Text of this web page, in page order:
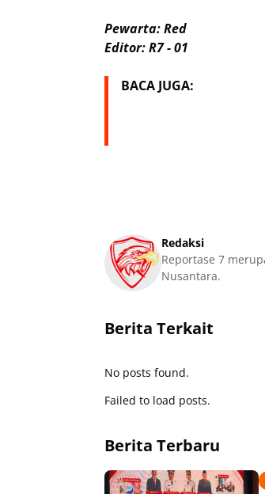
Pewarta: Red
Editor: R7 - 01
BACA JUGA:
Redaksi
Reportase 7
Nusantara.
Berita Terkait
No posts found.
Failed to load posts.
Berita Terbaru